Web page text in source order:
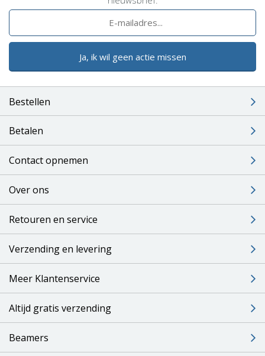
Ja, ik wil geen actie missen
Bestellen
Betalen
Contact opnemen
Over ons
Retouren en service
Verzending en levering
Meer Klantenservice
Altijd gratis verzending
Beamers